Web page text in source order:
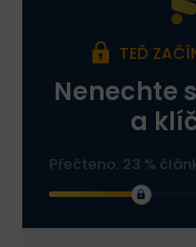
TEĎ
Nenechte
a
Přečteno: 23 %